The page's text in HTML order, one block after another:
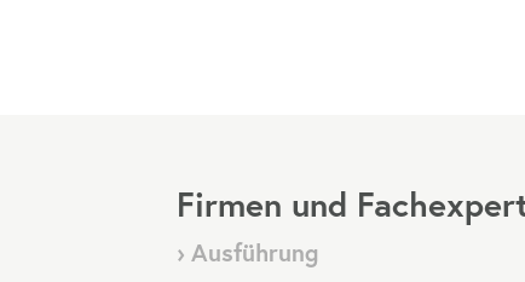
Firmen und
› Ausführung